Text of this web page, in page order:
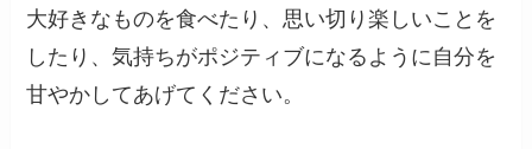
大好きなものを食べたり、思い切り楽しいことを
したり、気持ちがポジティブになるように自分を
甘やかしてあげてください。